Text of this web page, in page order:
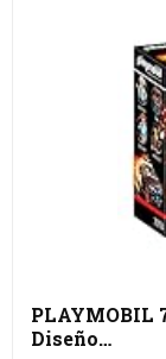
PLAYMOBIL
Diseño…